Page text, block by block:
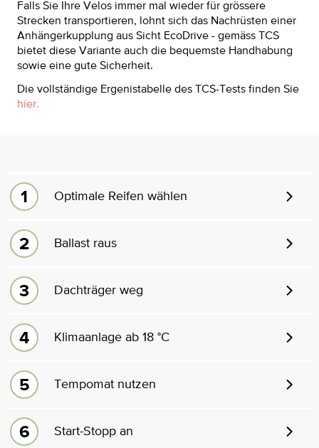
Falls Sie Ihre Velos immer mal wieder für grössere
Strecken transportieren, lohnt sich das Nachrüsten einer
Anhängerkupplung aus Sicht EcoDrive - gemäss TCS
bietet diese Variante auch die bequemste Handhabung
sowie eine gute Sicherheit.
Die vollständige Ergenistabelle des TCS-Tests finden Sie
hier.
Optimale Reifen wählen
Ballast raus
Dachträger weg
Klimaanlage ab 18 °C
Tempomat nutzen
Start-Stopp an